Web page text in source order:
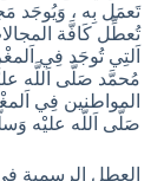
تَعمَل بِه ، وَيُوجَد
تُعطِّل كَافَّة
اَلتِي تُوجَد فِي
مُحمَّد صَلَّى اَللَّه
المواطنين فِي
صَلَّى اَللَّه عليْه
العطل الرسمية